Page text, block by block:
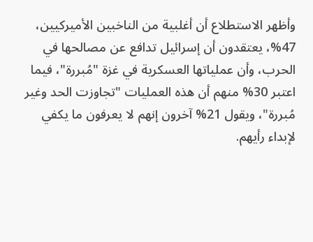
وأظهر الاستطلاع أن أغلبية من الناخبين الأميركيين،
47%، يعتقدون أن إسرائيل تدافع عن مصالحها في
الحرب، وأن عملياتها العسكرية في غزة "مُبررة"، فيما
اعتبر 30% منهم أن هذه العمليات "تجاوزت الحد وغير
مُبررة"، ويقول 21% آخرون إنهم لا يعرفون ما يكفي
لإبداء رأيهم.